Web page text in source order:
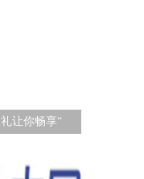
让你畅享“